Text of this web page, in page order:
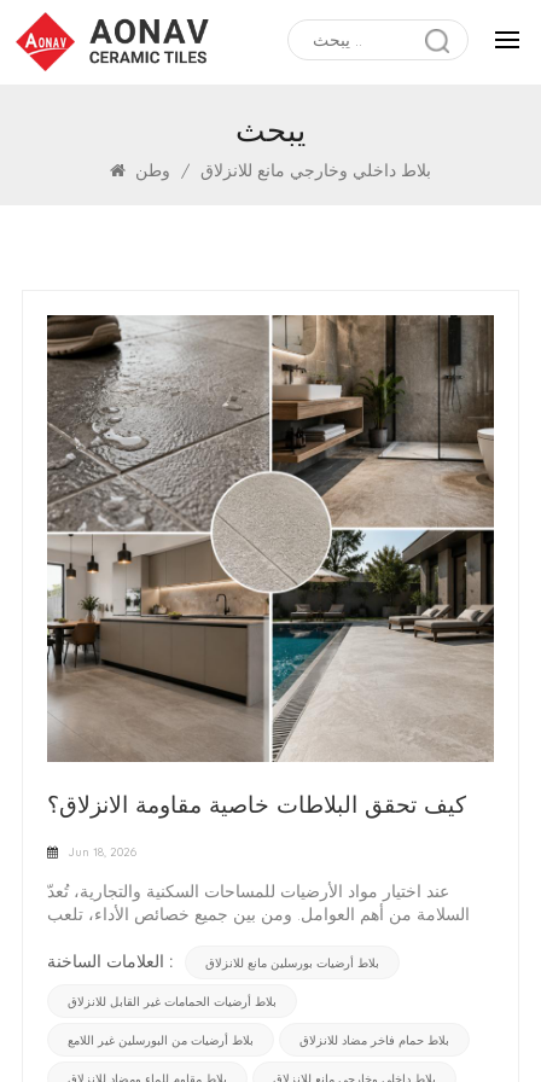
يبحث
/ بلاط داخلي وخارجي مانع للانزلاق
كيف تحقق البلاطات خاصية مقاومة الانزلاق؟
Jun 18, 2026
عند اختيار مواد الأرضيات للمساحات السكنية والتجارية، تُعدّ
السلامة من أهم العوامل. ومن بين جميع خصائص الأداء، تلعب
المعرضة للماء أو الزيت أو التي تشهد حركة مرور كثيفة. صُممت
السلامة الوظيفية، مما يجعلها حلاً موثوقًا به في البناء الحديث
والتصميم الداخلي. ما الذي يجعل البلاط مانعاً للانزلاق؟تعتمد
خاصية مقاومة الانزلاق للبلاط بشكل أساسي على ملمس
السطح، وتركيب المواد، وتقنية التشطيب. منتجات مثل بلاط
العلامات الساخنة : بلاط أرضيات بورسلين مانع للانزلاق
بلاط أرضيات الحمامات غير القابل للانزلاق
بلاط أرضيات من البورسلين غير اللامع بلاط حمام فاخر مضاد للانزلاق
بلاط مقاوم للماء ومضاد للانزلاق بلاط داخلي وخارجي مانع للانزلاق